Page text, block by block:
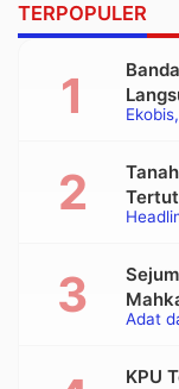
TERPOPULER
Ekobis
Adat
Alat
KPU